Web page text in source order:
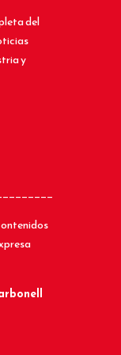
del
y